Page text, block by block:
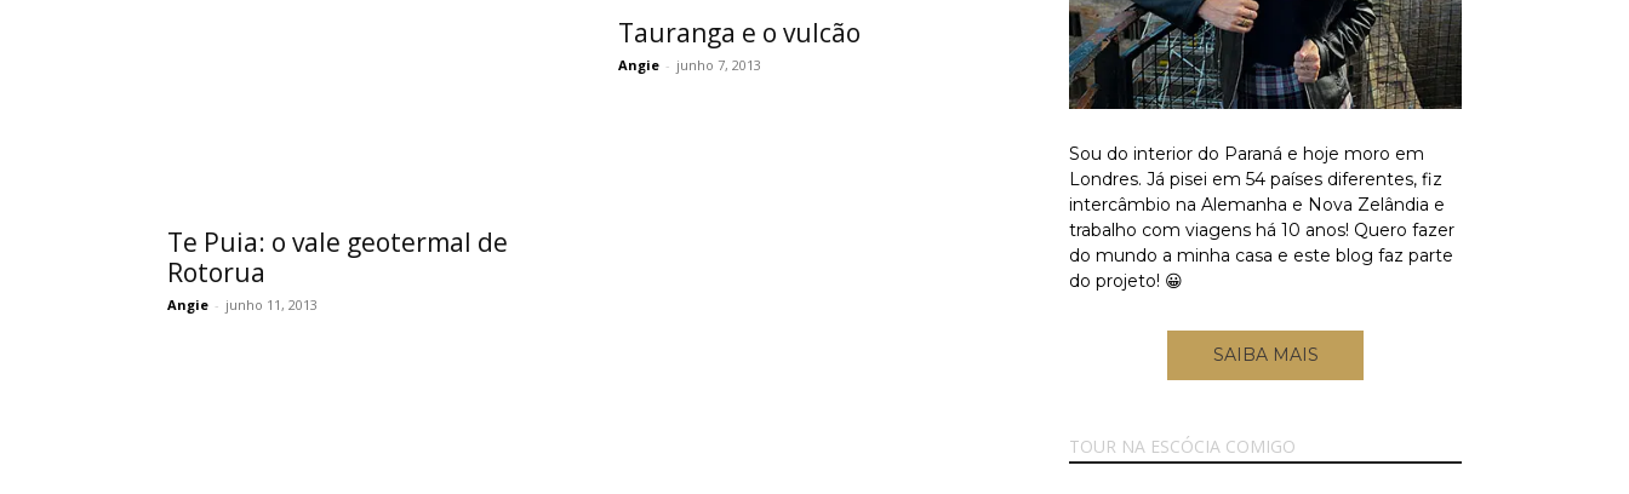
Te Puia: o vale geotermal de
Rotorua
Angie - junho 11, 2013
Tauranga e o vulcão
Angie - junho 7, 2013
Sou do interior do Paraná e hoje moro em
Londres. Já pisei em 54 países diferentes, fiz
intercâmbio na Alemanha e Nova Zelândia e
trabalho com viagens há 10 anos! Quero fazer
do mundo a minha casa e este blog faz parte
do projeto! 😀
SAIBA MAIS
TOUR NA ESCÓCIA COMIGO